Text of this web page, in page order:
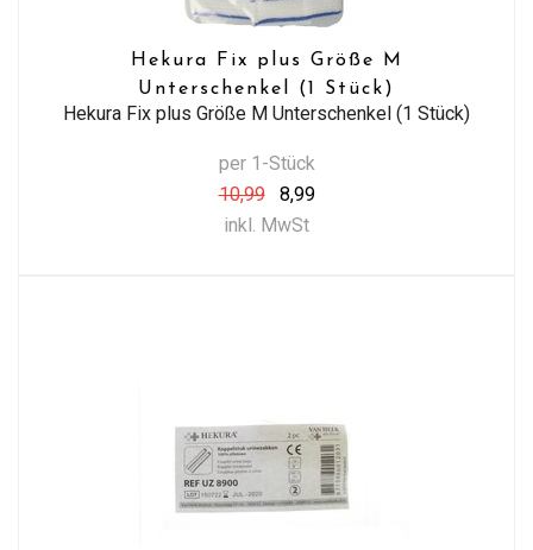
Hekura Fix plus Größe M
Unterschenkel (1 Stück)
Hekura Fix plus Größe M Unterschenkel (1 Stück)
per 1-Stück
10,99
8,99
inkl. MwSt